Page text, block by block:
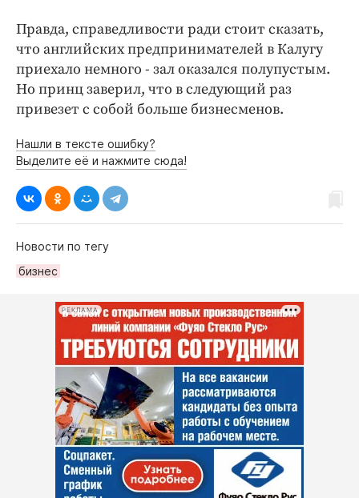
Правда, справедливости ради стоит сказать,
что английских предпринимателей в Калугу
приехало немного - зал оказался полупустым.
Но принц заверил, что в следующий раз
привезет с собой больше бизнесменов.
Нашли в тексте ошибку?
Выделите её и нажмите сюда!
Новости по тегу
бизнес
РЕКЛАМА